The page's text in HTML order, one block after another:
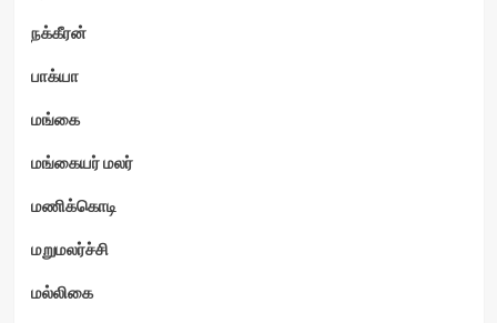
நக்கீரன்
பாக்யா
மங்கை
மங்கையர் மலர்
மணிக்கொடி
மறுமலர்ச்சி
மல்லிகை